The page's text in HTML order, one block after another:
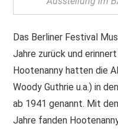
Das Berliner Festival
Jahre zurück und erinnert
Hootenanny hatten die
Woody Guthrie u.a.) in
ab 1941 genannt. Mit
Jahre fanden